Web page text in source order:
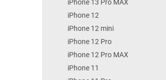
iPhone 13 Pro MAX
iPhone 12
iPhone 12 mini
iPhone 12 Pro
iPhone 12 Pro MAX
iPhone 11